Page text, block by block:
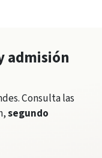
admisión
Consulta las
segundo